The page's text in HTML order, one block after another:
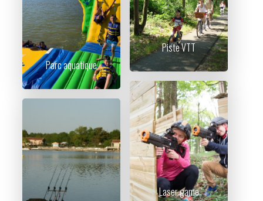
Parc aquatique
Piste VTT
Laser game